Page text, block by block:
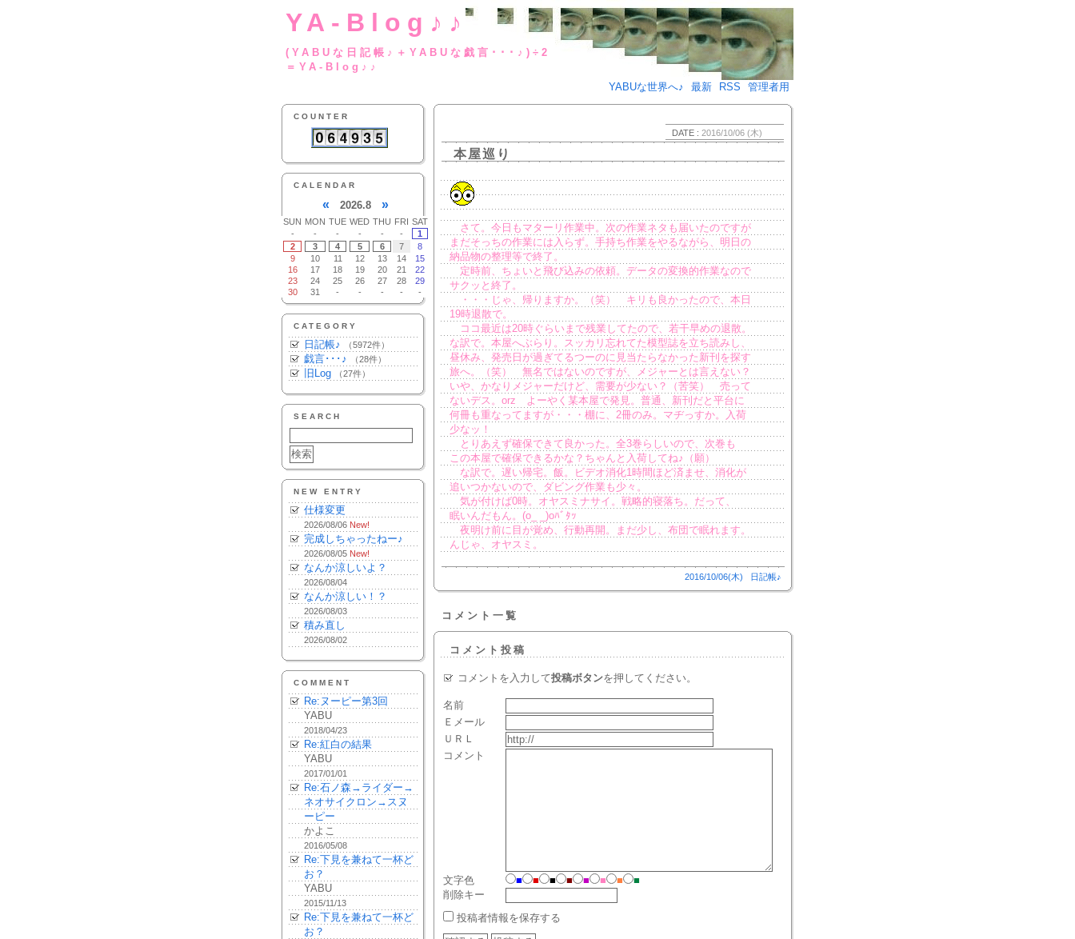
YA-Blog♪♪
(YABUな日記帳♪＋YABUな戯言･･･♪)÷2
＝YA-Blog♪♪
YABUな世界へ♪
最新 RSS 管理者用
COUNTER
CALENDAR
« 2026.8 »
SUN MON TUE WED THU FRI SAT
-
- - - - -
1
2
3 4 5 6 7
8
9
10 11 12 13 14
15
16
17 18 19 20 21
22
23
24 25 26 27 28
29
30
31 - - - - -
CATEGORY
日記帳♪ （5972件）
戯言･･･♪ （28件）
旧Log （27件）
SEARCH
NEW ENTRY
仕様変更
2026/08/06 New!
完成しちゃったねー♪
2026/08/05 New!
なんか涼しいよ？
2026/08/04
なんか涼しい！？
2026/08/03
積み直し
2026/08/02
COMMENT
Re:ヌーピー第3回
YABU
2018/04/23
Re:紅白の結果
YABU
2017/01/01
Re:石ノ森→ライダー→
ネオサイクロン→スヌ
ーピー
かよこ
2016/05/08
Re:下見を兼ねて一杯ど
お？
YABU
2015/11/13
Re:下見を兼ねて一杯ど
お？
DATE : 2016/10/06 (木)
本屋巡り
さて。今日もマターリ作業中。次の作業ネタも届いたのですが
まだそっちの作業には入らず。手持ち作業をやるながら、明日の
納品物の整理等で終了。
定時前、ちょいと飛び込みの依頼。データの変換的作業なので
サクッと終了。
・・・じゃ、帰りますか。（笑） キリも良かったので、本日
19時退散で。
ココ最近は20時ぐらいまで残業してたので、若干早めの退散。
な訳で。本屋へぶらり。スッカリ忘れてた模型誌を立ち読みし、
昼休み、発売日が過ぎてるつーのに見当たらなかった新刊を探す
旅へ。（笑） 無名ではないのですが、メジャーとは言えない？
いや、かなりメジャーだけど、需要が少ない？（苦笑） 売って
ないデス。orz よーやく某本屋で発見。普通、新刊だと平台に
何冊も重なってますが・・・棚に、2冊のみ。マヂっすか。入荷
少なッ！
とりあえず確保できて良かった。全3巻らしいので、次巻も
この本屋で確保できるかな？ちゃんと入荷してね♪（願）
な訳で。遅い帰宅。飯。ビデオ消化1時間ほど済ませ、消化が
追いつかないので、ダビング作業も少々。
気が付けば0時。オヤスミナサイ。戦略的寝落ち。だって、
眠いんだもん。(o_ _)oﾊﾞﾀｯ
夜明け前に目が覚め、行動再開。まだ少し、布団で眠れます。
んじゃ、オヤスミ。
2016/10/06(木) 日記帳♪
コメント一覧
コメント投稿
コメントを入力して投稿ボタンを押してください。
名前
Ｅメール
ＵＲＬ
コメント
文字色 ■ ■ ■ ■ ■ ■ ■
■
削除キー
投稿者情報を保存する